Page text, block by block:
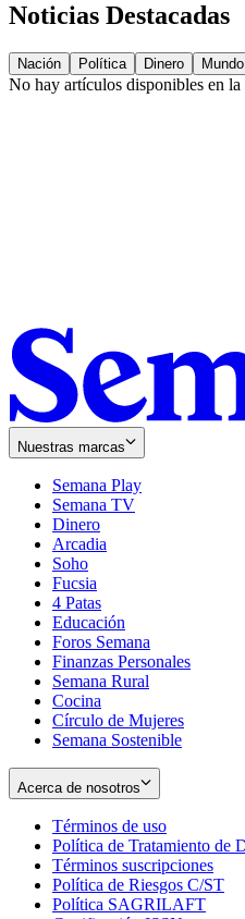
Noticias Destacadas
Nación Política Dinero Mundo
No hay artículos disponibles en la
Nuestras marcas
Semana Play
Semana TV
Dinero
Arcadia
Soho
in
new
window
Fucsia
in
new
window
4 Patas
Educación
Foros Semana
Finanzas Personales
Semana Rural
Cocina
Círculo de Mujeres
Semana Sostenible
Acerca de nosotros
Términos de uso
in
new
window
Política de Tratamiento de
Términos suscripciones
in
Política de Riesgos C/ST
Política SAGRILAFT